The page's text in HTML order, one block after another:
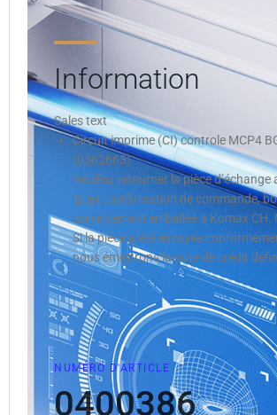
Information
Sales text
Circuit imprime (CI) controle MCP4
(0362663)
Veuillez retourner la pièce
(p.ex. confirmation de commande,
correctement emballée à Komax
Si la pièce a été envoyée
nous émettrons la note de crédit
NUMÉRO D'ARTICLE
0400386